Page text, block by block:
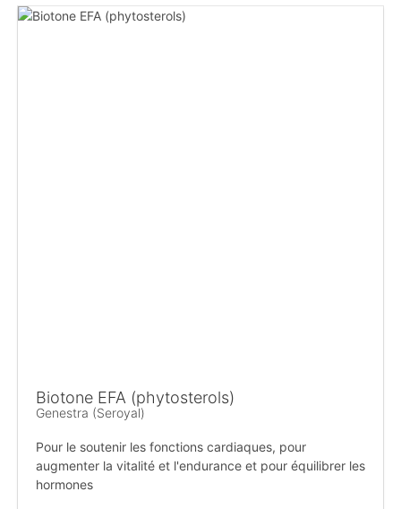
Biotone EFA (phytosterols)
Genestra (Seroyal)
Pour le soutenir les fonctions cardiaques, pour
augmenter la vitalité et l'endurance et pour équilibrer les
hormones